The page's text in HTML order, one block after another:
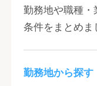
勤務地や職種・
条件をまとめま
勤務地から探す